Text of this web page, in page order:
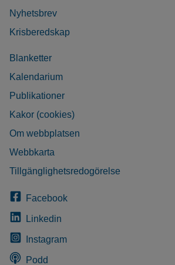
Nyhetsbrev
Krisberedskap
Blanketter
Kalendarium
Publikationer
Kakor (cookies)
Om webbplatsen
Webbkarta
Tillgänglighetsredogörelse
Facebook
Linkedin
Instagram
Podd